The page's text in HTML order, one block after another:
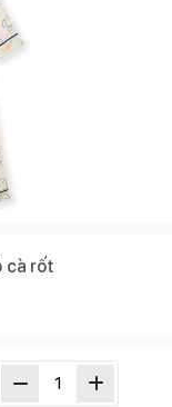
cà rốt